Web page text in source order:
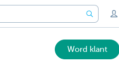
Word klant